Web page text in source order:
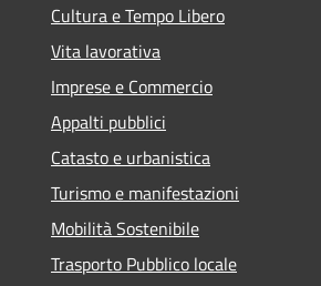
Cultura e Tempo Libero
Vita lavorativa
Imprese e Commercio
Appalti pubblici
Catasto e urbanistica
Turismo e manifestazioni
Mobilità Sostenibile
Trasporto Pubblico locale